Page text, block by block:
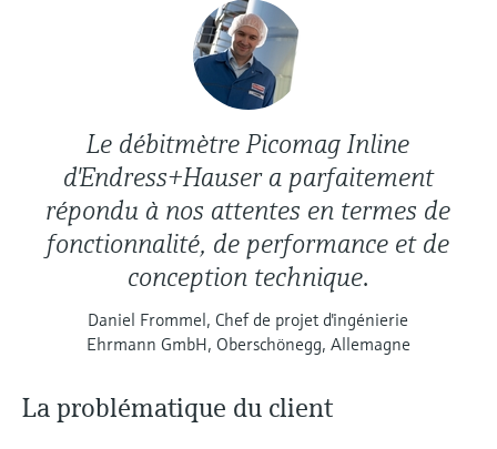
Le débitmètre Picomag Inline
d'Endress+Hauser a parfaitement
répondu à nos attentes en termes de
fonctionnalité, de performance et de
conception technique.
Daniel Frommel, Chef de projet d'ingénierie
Ehrmann GmbH, Oberschönegg, Allemagne
La problématique du client